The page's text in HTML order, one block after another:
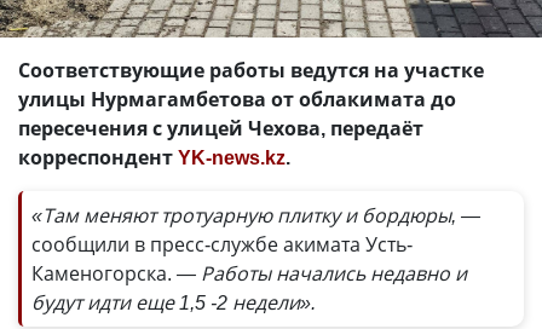
Соответствующие работы ведутся на участке
улицы Нурмагамбетова от облакимата до
пересечения с улицей Чехова, передаёт
корреспондентYK-news.kz.
«Там меняют тротуарную плитку и бордюры, —
сообщили в пресс-службе акимата Усть-
Каменогорска. — Работы начались недавно и
будут идти еще 1,5 -2 недели».